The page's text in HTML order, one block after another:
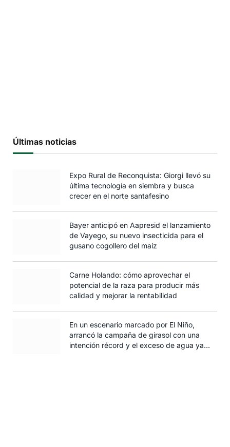
Últimas noticias
Expo Rural de Reconquista: Giorgi llevó su
última tecnología en siembra y busca
crecer en el norte santafesino
Bayer anticipó en Aapresid el lanzamiento
de Vayego, su nuevo insecticida para el
gusano cogollero del maíz
Carne Holando: cómo aprovechar el
potencial de la raza para producir más
calidad y mejorar la rentabilidad
En un escenario marcado por El Niño,
arrancó la campaña de girasol con una
intención récord y el exceso de agua ya